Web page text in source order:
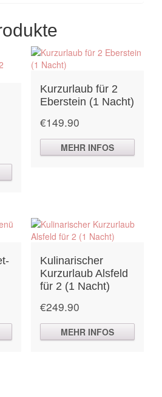
Kurzurlaub für 2
Eberstein (1 Nacht)
€149.90
MEHR INFOS
Kulinarischer
Kurzurlaub Alsfeld
für 2 (1 Nacht)
€249.90
MEHR INFOS